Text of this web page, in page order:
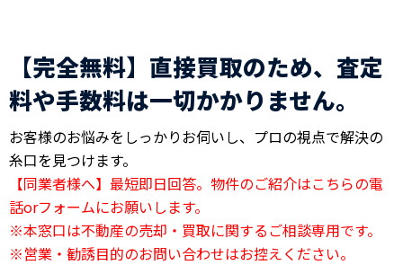
【完全無料】直接買取のため、査定
料や手数料は一切かかりません。
お客様のお悩みをしっかりお伺いし、プロの視点で解決の
糸口を見つけます。
【同業者様へ】最短即日回答。物件のご紹介はこちらの電
話orフォームにお願いします。
※本窓口は不動産の売却・買取に関するご相談専用です。
※営業・勧誘目的のお問い合わせはお控えください。